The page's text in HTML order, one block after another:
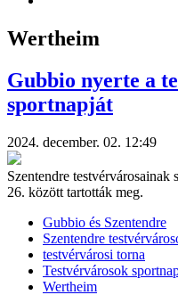
Wertheim
Gubbio nyerte a
sportnapját
2024. december. 02. 12:49
Szentendre
26. között tartották meg.
Gubbio és Szentendre
Szentendre
testvérvárosi torna
Testvérvárosok
Wertheim